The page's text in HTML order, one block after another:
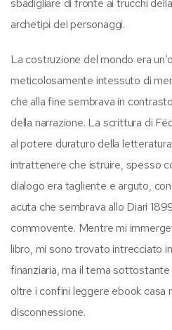
sbadigliare di fronte ai trucchi
archetipi dei personaggi.
La costruzione del mondo era
meticolosamente intessuto di
che alla fine sembrava in
della narrazione. La scrittura di
al potere duraturo della
intrattenere che istruire, spesso
dialogo era tagliente e arguto,
acuta che sembrava allo Diari
commovente. Mentre mi
libro, mi sono trovato intrecciato
finanziaria, ma il tema
oltre i confini leggere ebook casa
disconnessione.